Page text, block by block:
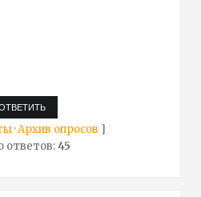
·Архив опросов ]
ответов:45